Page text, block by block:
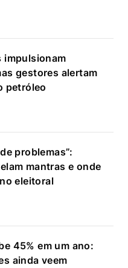
impulsionam
gestores alertam
petróleo
problemas”:
mantras e onde
eleitoral
45% em um ano:
ainda veem